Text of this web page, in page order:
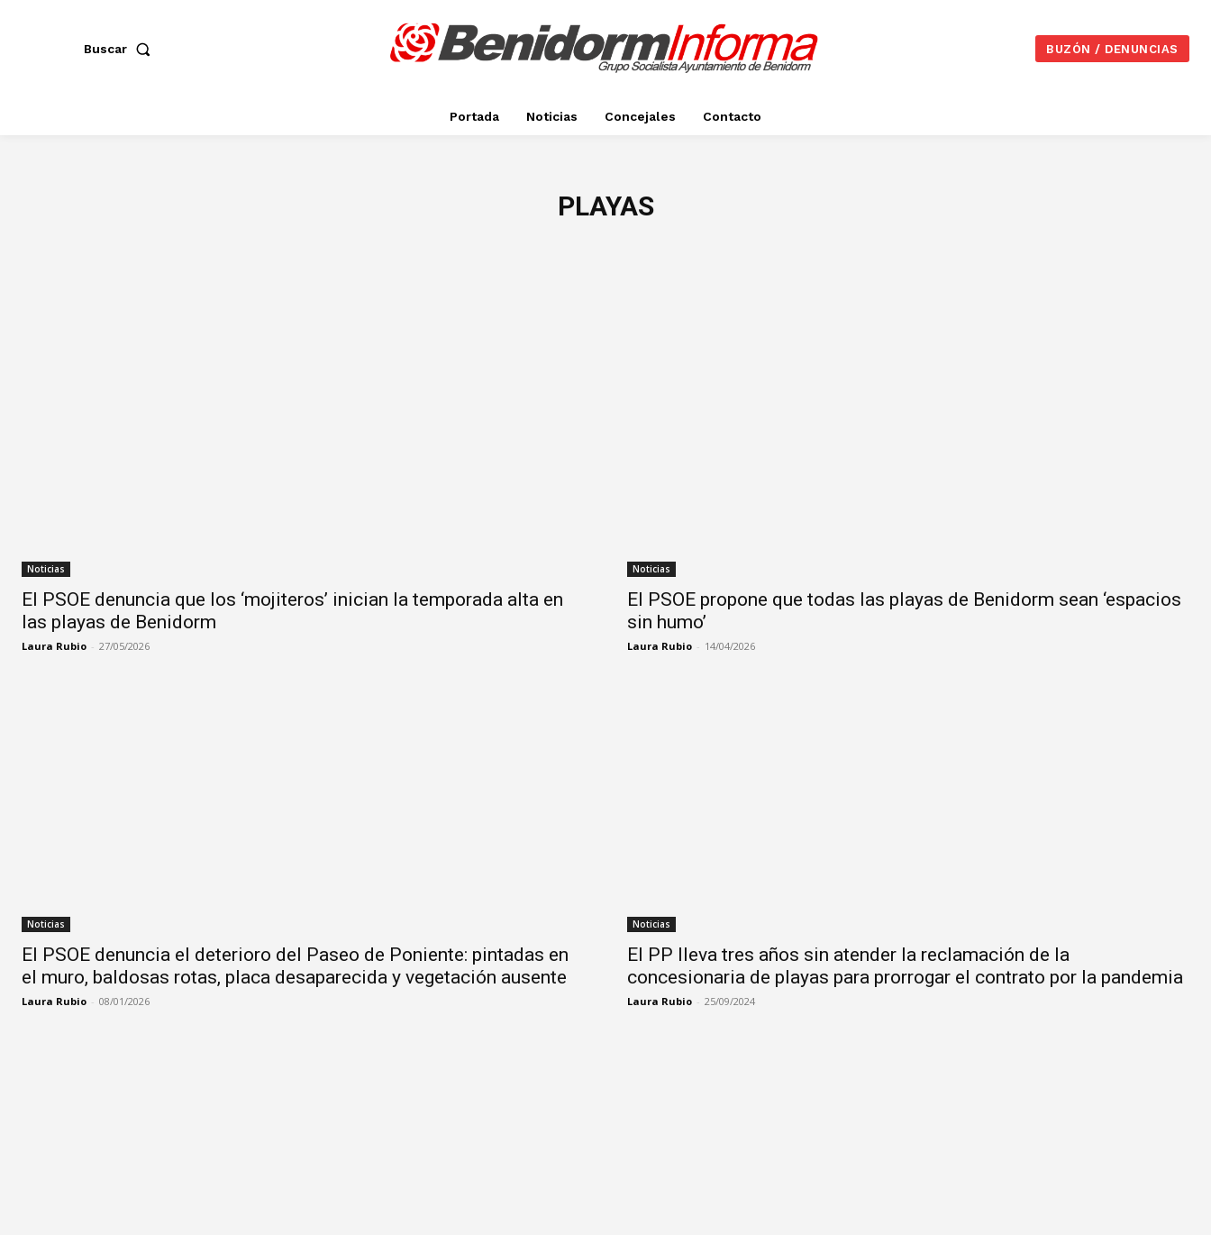
Buscar BUZÓN / DENUNCIAS
Portada Noticias Concejales Contacto
PLAYAS
Noticias
El PSOE denuncia que los ‘mojiteros’ inician la temporada alta en
las playas de Benidorm
Laura Rubio - 27/05/2026
Noticias
El PSOE propone que todas las playas de Benidorm sean ‘espacios
sin humo’
Laura Rubio - 14/04/2026
Noticias
El PSOE denuncia el deterioro del Paseo de Poniente: pintadas en
el muro, baldosas rotas, placa desaparecida y vegetación ausente
Laura Rubio - 08/01/2026
Noticias
El PP lleva tres años sin atender la reclamación de la
concesionaria de playas para prorrogar el contrato por la pandemia
Laura Rubio - 25/09/2024